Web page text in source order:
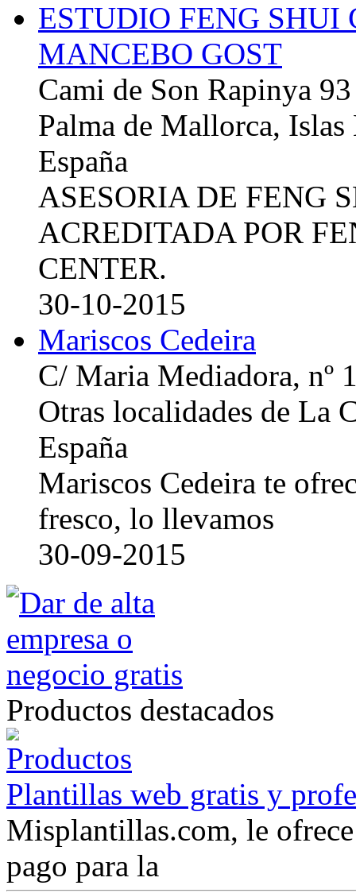
ESTUDIO FENG
MANCEBO GOST
Cami de Son Rapinya 93
Palma de Mallorca, Islas
España
ASESORIA DE FENG
ACREDITADA POR
CENTER.
30-10-2015
Mariscos Cedeira
C/ Maria Mediadora, nº
Otras localidades de La
España
Mariscos Cedeira te
fresco, lo llevamos
30-09-2015
Productos destacados
Plantillas web gratis y
Misplantillas.com, le
pago para la